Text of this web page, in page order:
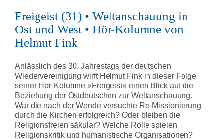
Freigeist (31) • Weltanschauung in
Ost und West • Hör-Kolumne von
Helmut Fink
Anlässlich des 30. Jahrestags der deutschen
Wiedervereinigung wirft Helmut Fink in dieser Folge
seiner Hör-Kolumne »Freigeist« einen Blick auf die
Beziehung der Ostdeutschen zur Weltanschauung.
War die nach der Wende versuchte Re-Missionierung
durch die Kirchen erfolgreich? Oder bleiben die
Religionsfreien säkular? Welche Rolle spielen
Religionskritik und humanistische Organisationen?